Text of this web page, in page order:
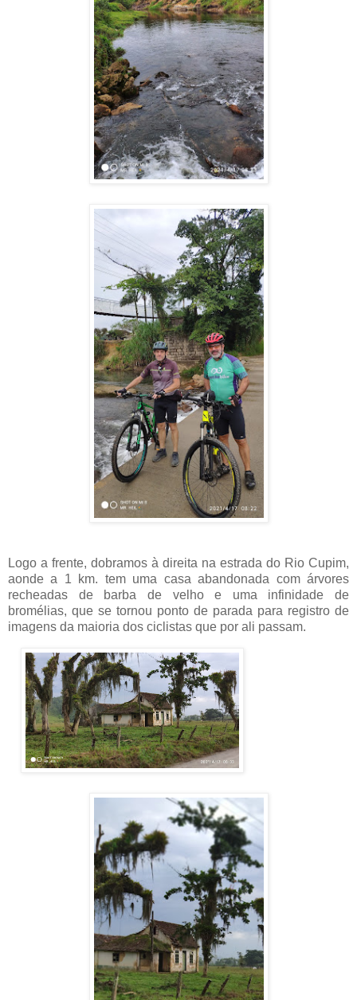
Logo a frente, dobramos à direita na estrada do Rio Cupim,
aonde a 1 km. tem uma casa abandonada com árvores
recheadas de barba de velho e uma infinidade de
bromélias, que se tornou ponto de parada para registro de
imagens da maioria dos ciclistas que por ali passam.